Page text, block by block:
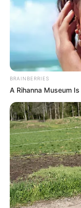
BRAINBERRIES
A Rihanna Museum